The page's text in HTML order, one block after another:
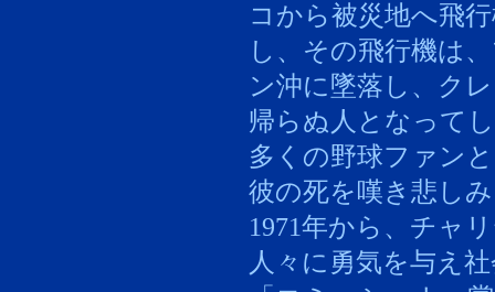
コから被災地へ飛
し、その飛行機は
ン沖に墜落し、ク
帰らぬ人となって
多くの野球ファン
彼の死を嘆き悲し
1971年から、チャ
人々に勇気を与え